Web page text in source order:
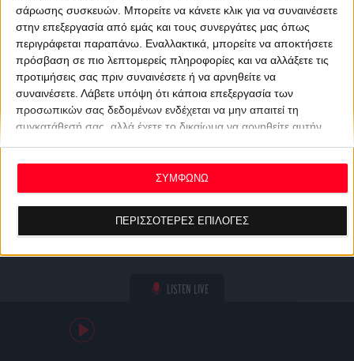
σάρωσης συσκευών. Μπορείτε να κάνετε κλικ για να συναινέσετε
στην επεξεργασία από εμάς και τους συνεργάτες μας όπως
περιγράφεται παραπάνω. Εναλλακτικά, μπορείτε να αποκτήσετε
πρόσβαση σε πιο λεπτομερείς πληροφορίες και να αλλάξετε τις
προτιμήσεις σας πριν συναινέσετε ή να αρνηθείτε να
συναινέσετε. Λάβετε υπόψη ότι κάποια επεξεργασία των
προσωπικών σας δεδομένων ενδέχεται να μην απαιτεί τη
συγκατάθεσή σας, αλλά έχετε το δικαίωμα να αρνηθείτε αυτήν
ανακαλέσετε τη συγκατάθεσή σας ανά πάσα στιγμή
επιστρέφοντας σε αυτόν τον ιστότοπο και κάνοντας κλικ στο
κουμπί "Απορρήτου" στο κάτω μέρος της ιστοσελίδας.
ΠΕΡΙΣΣΟΤΕΡΕΣ ΕΠΙΛΟΓΕΣ
ΣΥΜΦΩΝΩ
LISTEN LIVE